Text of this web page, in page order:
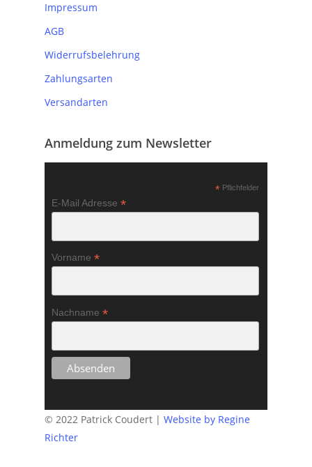
Impressum
AGB
Widerrufsbelehrung
Zahlungsarten
Versandarten
Anmeldung zum Newsletter
*Pflichfelder
E-Mail Adresse *
Vorname *
Nachname *
© 2022 Patrick Coudert | Website by Regine
Richter